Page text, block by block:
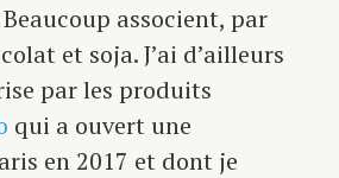
associent, par
et soja. J’ai d’ailleurs
par les produits
qui a ouvert une
en 2017 et dont je